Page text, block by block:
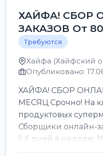
ХАЙФА! СБОР
ЗАКАЗОВ От
Требуются
Хайфа (Хайфский
Опубликовано:
ХАЙФА! СБОР
МЕСЯЦ Срочно! На
продуктовых
Сборщики онлайн-
5 6 дней в неделю,
Колле ОП...